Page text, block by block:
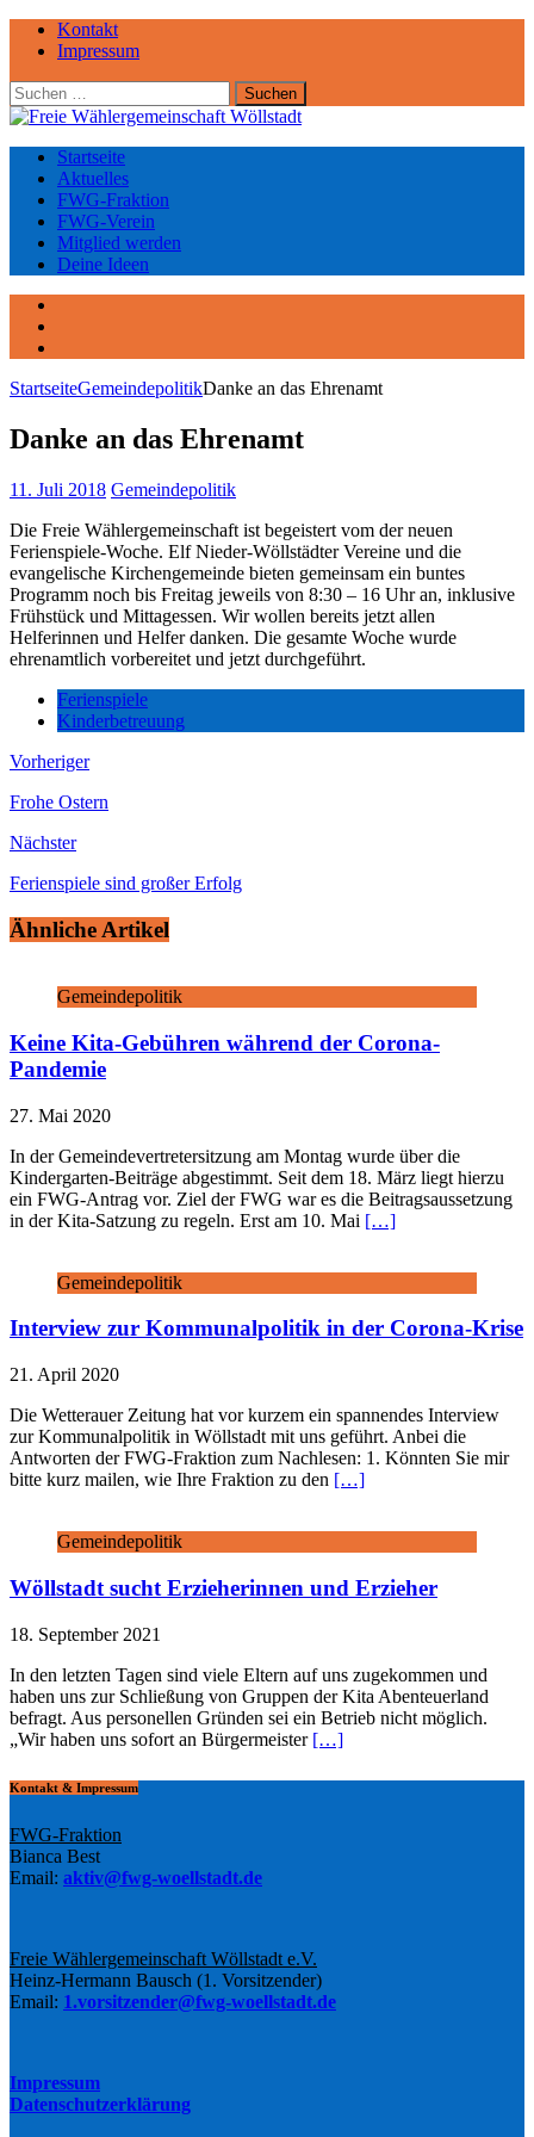
Kontakt
Impressum
Suchen
nach:
Startseite
Aktuelles
FWG-Fraktion
FWG-Verein
Mitglied werden
Deine Ideen
StartseiteGemeindepolitikDanke an das Ehrenamt
Danke an das Ehrenamt
11. Juli 2018 Gemeindepolitik
Die Freie Wählergemeinschaft ist begeistert vom der neuen
Ferienspiele-Woche. Elf Nieder-Wöllstädter Vereine und die
evangelische Kirchengemeinde bieten gemeinsam ein buntes
Programm noch bis Freitag jeweils von 8:30 – 16 Uhr an, inklusive
Frühstück und Mittagessen. Wir wollen bereits jetzt allen
Helferinnen und Helfer danken. Die gesamte Woche wurde
ehrenamtlich vorbereitet und jetzt durchgeführt.
Ferienspiele
Kinderbetreuung
Vorheriger
Frohe Ostern
Nächster
Ferienspiele sind großer Erfolg
Ähnliche Artikel
Gemeindepolitik
Keine Kita-Gebühren während der Corona-
Pandemie
27. Mai 2020
In der Gemeindevertretersitzung am Montag wurde über die
Kindergarten-Beiträge abgestimmt. Seit dem 18. März liegt hierzu
ein FWG-Antrag vor. Ziel der FWG war es die Beitragsaussetzung
in der Kita-Satzung zu regeln. Erst am 10. Mai […]
Gemeindepolitik
Interview zur Kommunalpolitik in der Corona-Krise
21. April 2020
Die Wetterauer Zeitung hat vor kurzem ein spannendes Interview
zur Kommunalpolitik in Wöllstadt mit uns geführt. Anbei die
Antworten der FWG-Fraktion zum Nachlesen: 1. Könnten Sie mir
bitte kurz mailen, wie Ihre Fraktion zu den […]
Gemeindepolitik
Wöllstadt sucht Erzieherinnen und Erzieher
18. September 2021
In den letzten Tagen sind viele Eltern auf uns zugekommen und
haben uns zur Schließung von Gruppen der Kita Abenteuerland
befragt. Aus personellen Gründen sei ein Betrieb nicht möglich.
„Wir haben uns sofort an Bürgermeister […]
Kontakt & Impressum
FWG-Fraktion
Bianca Best
Email: aktiv@fwg-woellstadt.de
Freie Wählergemeinschaft Wöllstadt e.V.
Heinz-Hermann Bausch (1. Vorsitzender)
Email: 1.vorsitzender@fwg-woellstadt.de
Impressum
Datenschutzerklärung